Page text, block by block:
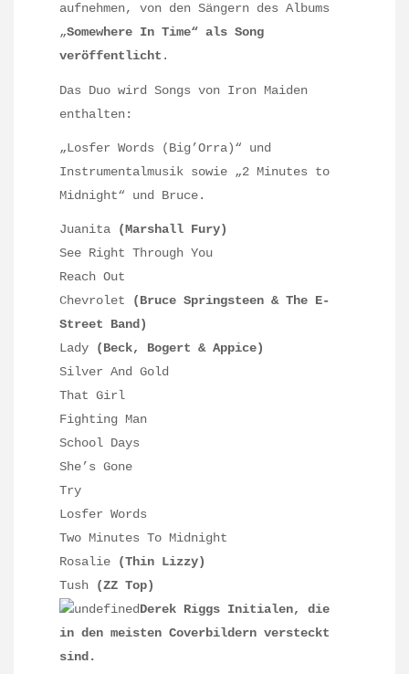
aufnehmen, von den Sängern des Albums
„Somewhere In Time“ als Song
veröffentlicht .
Das Duo wird Songs von Iron Maiden
enthalten:
„Losfer Words (Big’Orra)“ und
Instrumentalmusik sowie „2 Minutes to
Midnight“ und Bruce.
Juanita
(Marshall Fury)
See Right Through You
Reach Out
Chevrolet (Bruce Springsteen & The E-
Street Band)
Lady
(Beck, Bogert & Appice)
Silver And Gold
That Girl
Fighting Man
School Days
She’s Gone
Try
Losfer Words
Two Minutes To Midnight
Rosalie (Thin Lizzy)
Tush
(ZZ Top)
Derek Riggs Initialen, die
in den meisten Coverbildern versteckt
sind.